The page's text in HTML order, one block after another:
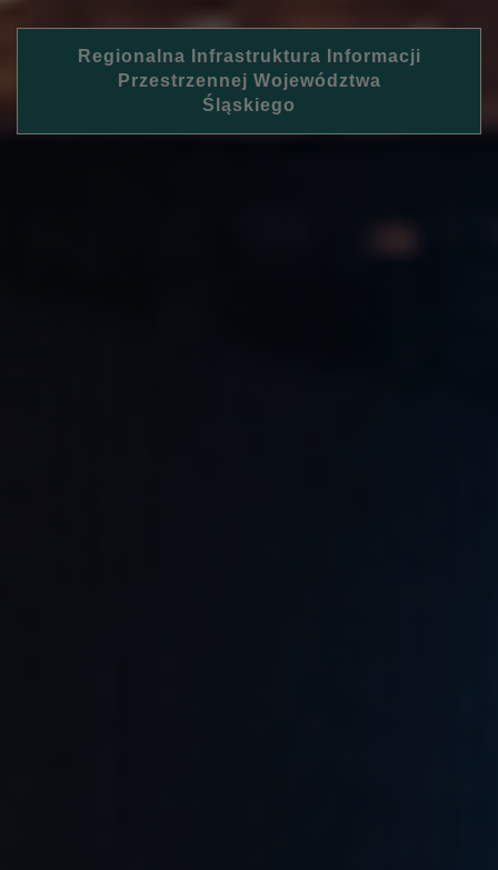
Regionalna Infrastruktura Informacji
Przestrzennej Województwa
Śląskiego